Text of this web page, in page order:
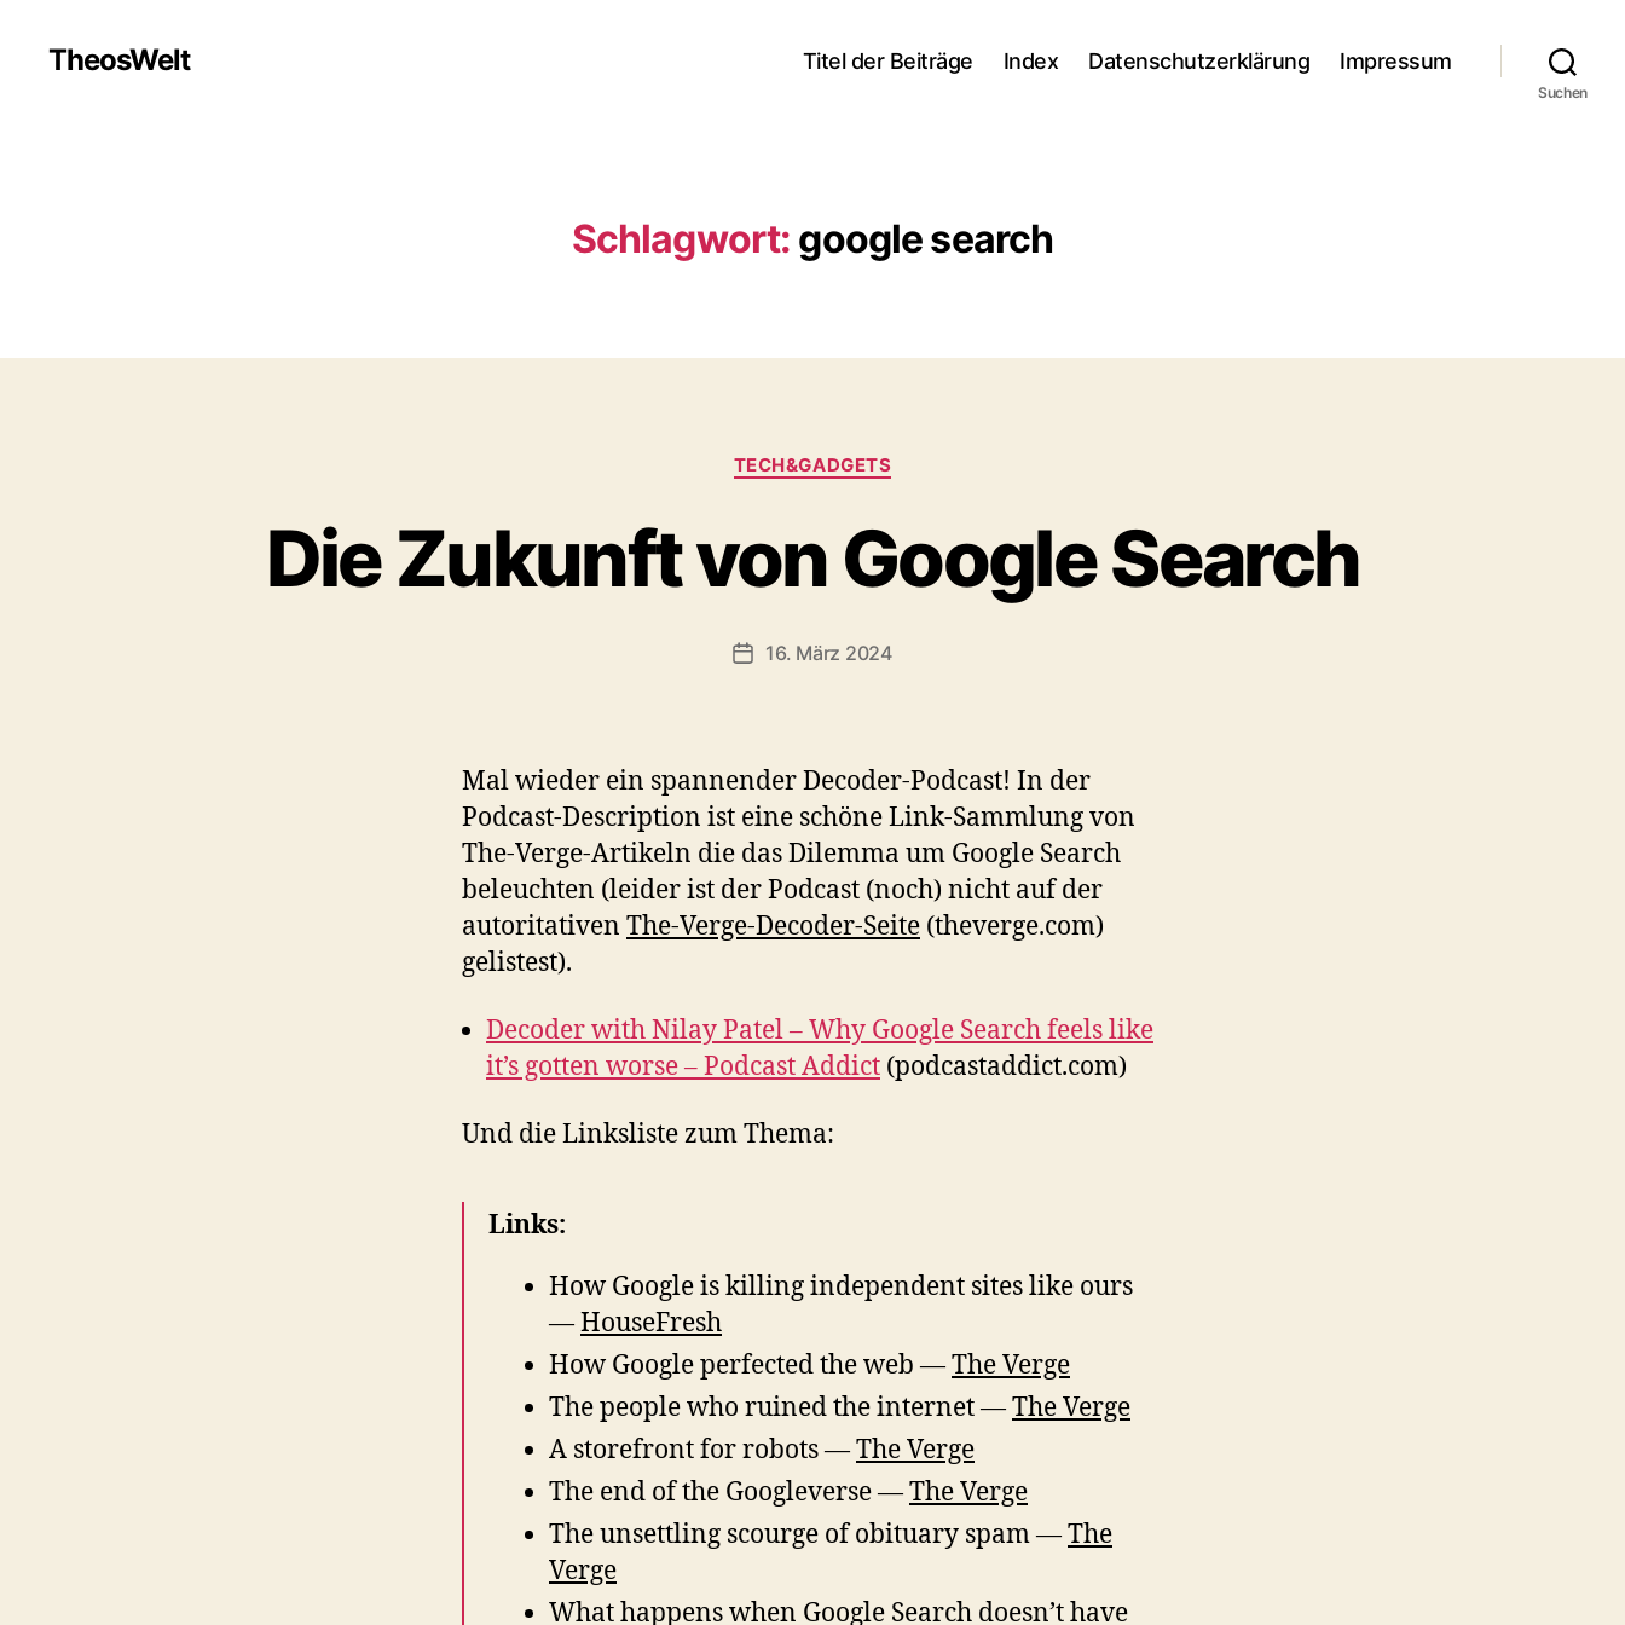
TheosWelt Titel der Beiträge Index Datenschutzerklärung Impressum
Suchen
Schlagwort: google search
Kategorien
TECH&GADGETS
Die Zukunft von Google Search
Veröffentlichungsdatum
16. März 2024
Mal wieder ein spannender Decoder-Podcast! In der
Podcast-Description ist eine schöne Link-Sammlung von
The-Verge-Artikeln die das Dilemma um Google Search
beleuchten (leider ist der Podcast (noch) nicht auf der
autoritativen The-Verge-Decoder-Seite (theverge.com)
gelistest).
Decoder with Nilay Patel – Why Google Search feels like
it’s gotten worse – Podcast Addict (podcastaddict.com)
Und die Linksliste zum Thema:
Links:
How Google is killing independent sites like ours
—HouseFresh
How Google perfected the web —The Verge
The people who ruined the internet —The Verge
A storefront for robots —The Verge
The end of the Googleverse —The Verge
The unsettling scourge of obituary spam —The
Verge
What happens when Google Search doesn’t have